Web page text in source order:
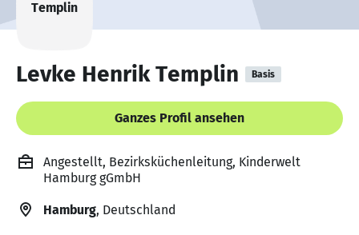
Levke Henrik Templin Basis
Ganzes Profil ansehen
Angestellt, Bezirksküchenleitung, Kinderwelt
Hamburg gGmbH
Hamburg, Deutschland